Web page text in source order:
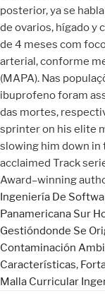
Ingeniería De
Panamericana Sur
Gestióndonde Se
Contaminación
Características,
Malla Curricular